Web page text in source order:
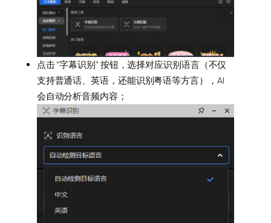
点击 “字幕识别” 按钮，选择对应识别语言（不仅
支持普通话、英语，还能识别粤语等方言），AI
会自动分析音频内容；